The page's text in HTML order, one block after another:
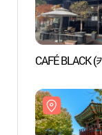
CAFÉ BLACK